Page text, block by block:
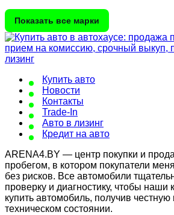
Показать все марки
Купить авто
Новости
Контакты
Trade-In
Авто в лизинг
Кредит на авто
ARENA4.BY — центр покупки и
пробегом, в котором покупатели
без рисков. Все автомобили
проверку и диагностику, чтобы наши
купить автомобиль, получив
техническом состоянии.